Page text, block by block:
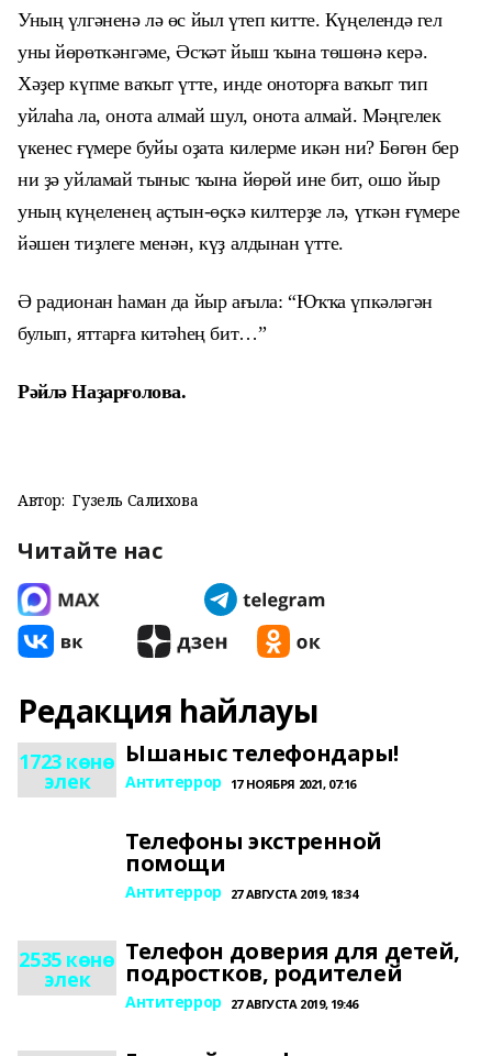
Уның үлгәненә лә өс йыл үтеп китте. Күңелендә гел
уны йөрөткәнгәме, Әсҡәт йыш ҡына төшөнә керә.
Хәҙер күпме ваҡыт үтте, инде оноторға ваҡыт тип
уйлаһа ла, онота алмай шул, онота алмай. Мәңгелек
үкенес ғүмере буйы оҙата килерме икән ни? Бөгөн бер
ни ҙә уйламай тыныс ҡына йөрөй ине бит, ошо йыр
уның күңеленең аҫтын-өҫкә килтерҙе лә, үткән ғүмере
йәшен тиҙлеге менән, күҙ алдынан үтте.
Ә радионан һаман да йыр ағыла: “Юҡҡа үпкәләгән
булып,яттарға китәһең бит…”
Рәйлә Наҙарғолова.
Автор: Гузель Салихова
Читайте нас
Редакция һайлауы
1723 көнө
элек
Ышаныс телефондары!
Антитеррор 17 НОЯБРЯ 2021, 07:16
Телефоны экстренной
помощи
Антитеррор 27 АВГУСТА 2019, 18:34
2535 көнө
элек
Телефон доверия для детей,
подростков, родителей
Антитеррор 27 АВГУСТА 2019, 19:46